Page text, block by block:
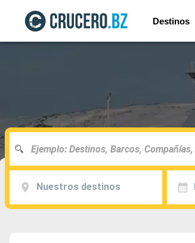
Destinos
Nuestros destinos